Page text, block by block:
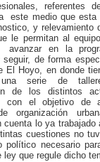
referentes
este medio que esta
y relevamiento
le permitan al
avanzar en la
de forma
El Hoyo, en donde
una serie de
de los distintos
con el objetivo de
organización
cuenta lo ya trabajado
cuestiones no
político necesario
ley que regule dicho